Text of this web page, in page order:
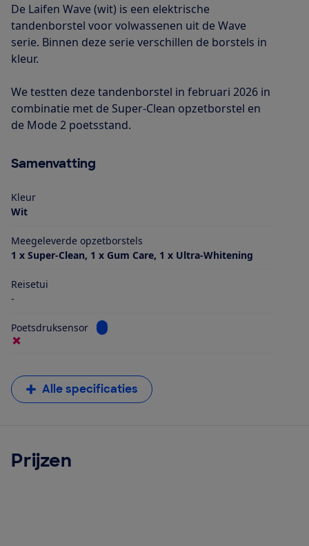
De Laifen Wave (wit) is een elektrische
tandenborstel voor volwassenen uit de Wave
serie. Binnen deze serie verschillen de borstels in
kleur.
We testten deze tandenborstel in februari 2026 in
combinatie met de Super-Clean opzetborstel en
de Mode 2 poetsstand.
Samenvatting
Kleur
Wit
Meegeleverde opzetborstels
1 x Super-Clean, 1 x Gum Care, 1 x Ultra-Whitening
Reisetui
-
Poetsdruksensor Bekijk informatie voor Poetsdruksensor
Alle specificaties
Prijzen